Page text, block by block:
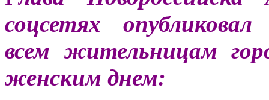
соцсетях опубликовал
всем жительницам
женским днем: